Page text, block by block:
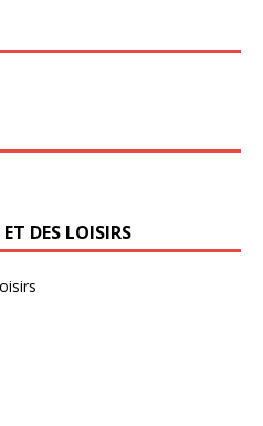
DES LOISIRS